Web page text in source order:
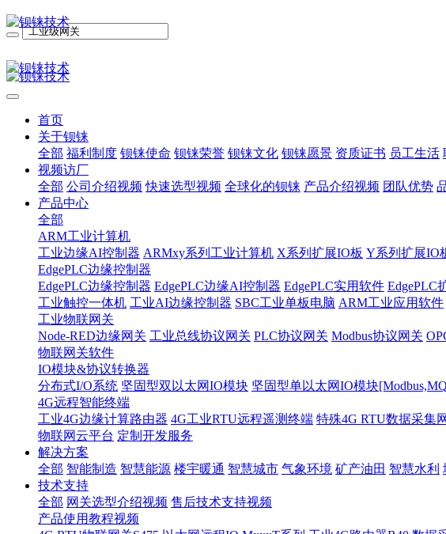
首页
关于钡铼
全部 福利制度 钡铼使命 钡铼荣誉 钡铼文化 钡铼愿景 资质证书 员工生活
视频访厂
全部 公司介绍视频 快速选型视频 全球化的钡铼 产品介绍视频 团队优势
产品中心
全部
ARM工业计算机
工业边缘AI控制器 ARMxy系列工业计算机 X系列扩展IO板 Y系列扩展IO
EdgePLC边缘控制器
EdgePLC边缘控制器 EdgePLC边缘AI控制器 EdgePLC实用软件 EdgePLC
工业触控一体机 工业AI边缘控制器 SBC工业单板电脑 ARM工业应用软件
工业物联网关
Node-RED边缘网关 工业总线协议网关 PLC协议网关 Modbus协议网关
物联网关软件
IO模块&协议转换器
分布式I/O系统 坚固型双以太网IO模块 坚固型单以太网IO模块
4G远程智能终端
工业4G边缘计算路由器 4G工业RTU远程遥测终端 特殊4G RTU数据采集
物联网云平台 定制开发服务
解决方案
全部 智能制造 智慧能源 楼宇暖通 智慧城市 气象环境 矿产油田 智慧水利
技术支持
全部 网关选型介绍视频 售后技术支持视频
产品使用教程视频